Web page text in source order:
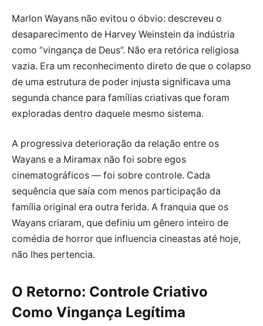
Marlon Wayans não evitou o óbvio: descreveu o
desaparecimento de Harvey Weinstein da indústria
como “vingança de Deus”. Não era retórica religiosa
vazia. Era um reconhecimento direto de que o colapso
de uma estrutura de poder injusta significava uma
segunda chance para famílias criativas que foram
exploradas dentro daquele mesmo sistema.
A progressiva deterioração da relação entre os
Wayans e a Miramax não foi sobre egos
cinematográficos — foi sobre controle. Cada
sequência que saía com menos participação da
família original era outra ferida. A franquia que os
Wayans criaram, que definiu um gênero inteiro de
comédia de horror que influencia cineastas até hoje,
não lhes pertencia.
O Retorno: Controle Criativo
Como Vingança Legítima